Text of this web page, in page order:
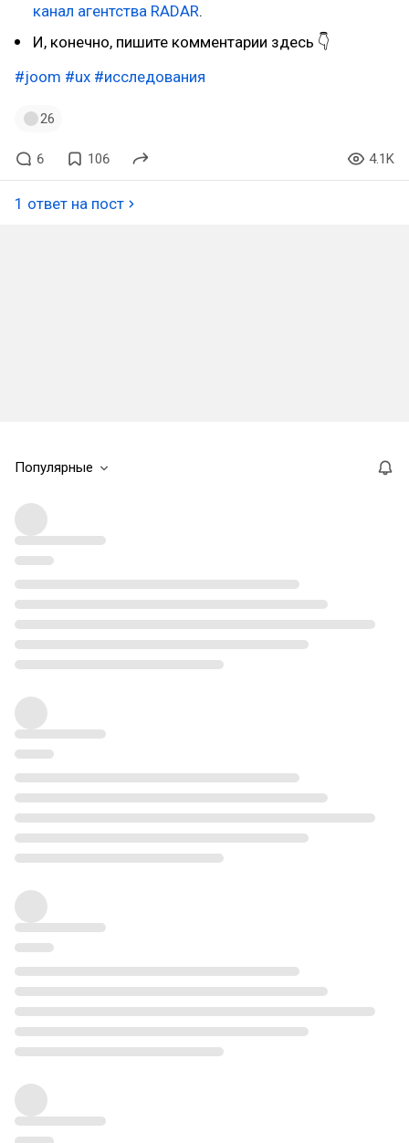
канал агентства RADAR.
И, конечно, пишите комментарии здесь 👇
#joom #ux #исследования
26
6 106 4.1K
1 ответ на пост
Популярные